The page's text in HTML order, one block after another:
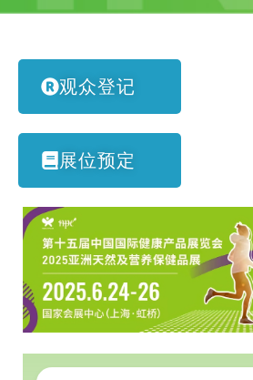
观众登记
展位预定